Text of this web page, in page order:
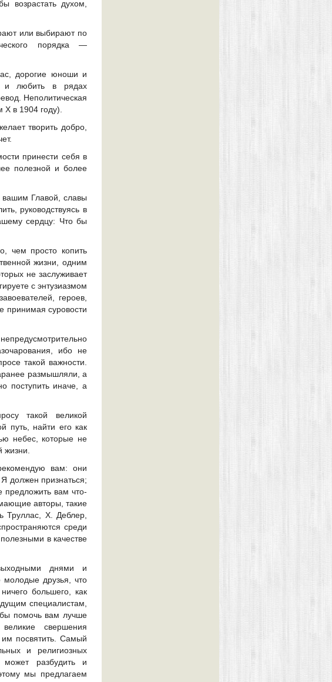
возрастать духом,
или выбирают по
порядка —
дорогие юноши и
и любить в рядах
Неполитическая
в 1904 году).
творить добро,
принести себя в
полезной и более
вашим Главой, славы
руководствуясь в
сердцу: Что бы
чем просто копить
жизни, одним
не заслуживает
с энтузиазмом
героев,
принимая суровости
ибо не
такой важности.
размышляли, а
поступить иначе, а
такой великой
путь, найти его как
небес, которые не
жизни.
вам: они
должен признаться;
вам что-
авторы, такие
Труллас, Х. Деблер,
среди
в качестве
днями и
молодые друзья, что
большего, как
специалистам,
помочь вам лучше
свершения
посвятить. Самый
и религиозных
может разбудить и
мы предлагаем